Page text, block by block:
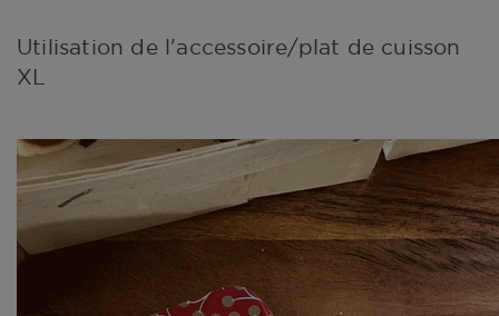
Utilisation de l'accessoire/plat de cuisson
XL